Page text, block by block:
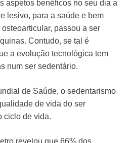
aspetos benéficos no seu dia a
lesivo, para a saúde e bem
passou a ser
Contudo, se tal é
a evolução tecnológica tem
num ser sedentário.
de Saúde, o sedentarismo
de vida do ser
ciclo de vida.